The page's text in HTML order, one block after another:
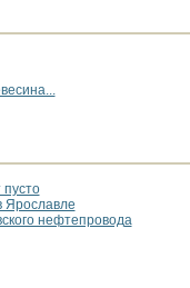
пусто
Ярославле
нефтепровода